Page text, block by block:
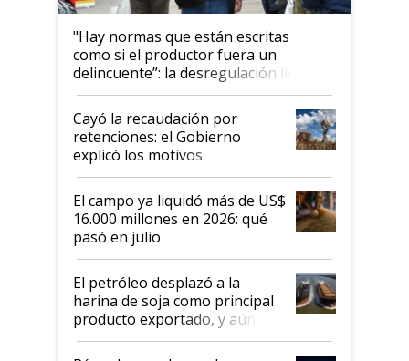
"Hay normas que están escritas
como si el productor fuera un
delincuente”: la desregulación llegó
al Congreso Aapresid y hasta se
habló del financiamiento al IPCVA
Cayó la recaudación por
retenciones: el Gobierno
explicó los motivos
El campo ya liquidó más de US$
16.000 millones en 2026: qué
pasó en julio
El petróleo desplazó a la
harina de soja como principal
producto exportado, y aún así
el agro aportó casi seis de cada
diez dólares y sostuvo el